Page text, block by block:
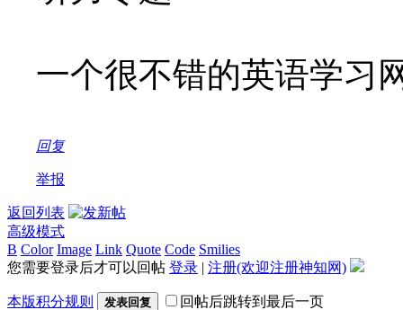
一个很不错的英语学习
回复
举报
返回列表
高级模式
B Color Image Link Quote Code Smilies
您需要登录后才可以回帖 登录 | 注册(欢迎注册神知网)
本版积分规则 发表回复 回帖后跳转到最后一页